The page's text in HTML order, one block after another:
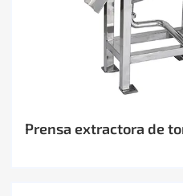
Prensa extractora de